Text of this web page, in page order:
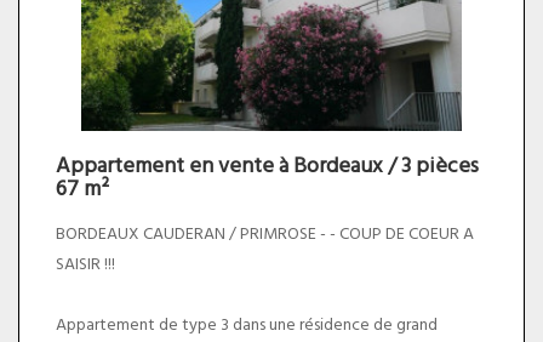
Appartement en vente à Bordeaux / 3 pièces
67 m²
BORDEAUX CAUDERAN / PRIMROSE - - COUP DE COEUR A
SAISIR !!!
Appartement de type 3 dans une résidence de grand